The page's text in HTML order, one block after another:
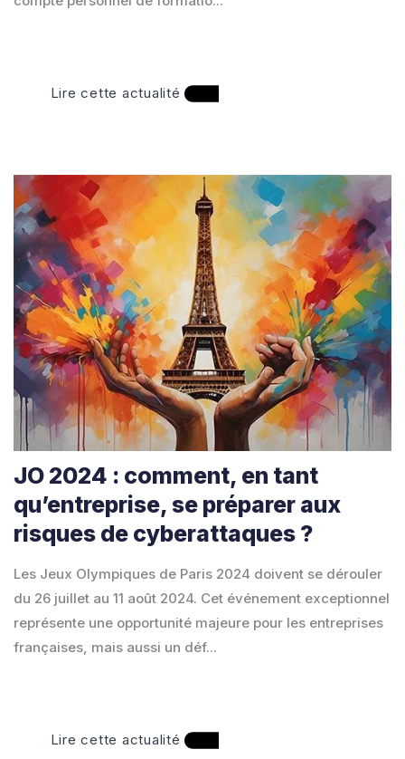
Lire cette actualité
JO 2024 : comment, en tant
qu’entreprise, se préparer aux
risques de cyberattaques ?
Les Jeux Olympiques de Paris 2024 doivent se dérouler
du 26 juillet au 11 août 2024. Cet événement exceptionnel
représente une opportunité majeure pour les entreprises
françaises, mais aussi un déf...
Lire cette actualité